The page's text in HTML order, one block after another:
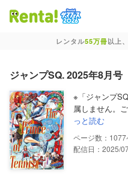
レンタル55万冊以上
ジャンプSQ. 2025年8月号
※「ジャンプ
属しません。
っと読む
1077
配信日：2025/